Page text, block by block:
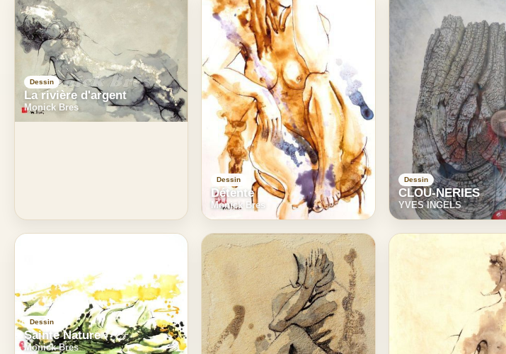
Dessin
La rivière d'argent
Monick Bres
Dessin
Détente
Monick Bres
Dessin
CLOU-NERIES
YVES INGELS
Dessin
Sainte Nature
Monick Bres